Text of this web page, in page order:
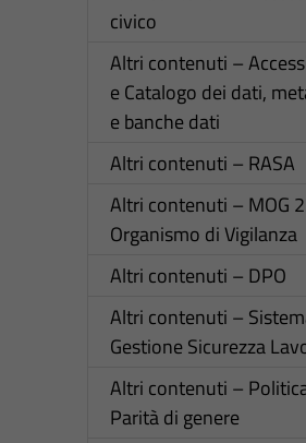
civico
Altri contenuti –
e Catalogo dei dati,
e banche dati
Altri contenuti – RASA
Altri contenuti – MOG
Organismo di Vigilanza
Altri contenuti – DPO
Altri contenuti –
Gestione Sicurezza
Altri contenuti –
Parità di genere